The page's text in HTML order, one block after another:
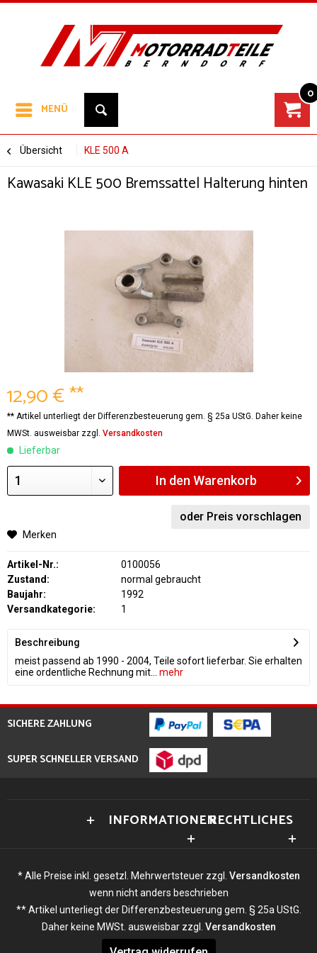
MENÜ
0
Übersicht KLE 500 A
Kawasaki KLE 500 Bremssattel Halterung hinten
12,90 € **
** Artikel unterliegt der Differenzbesteuerung gem. § 25a UStG. Daher keine
MWSt. ausweisbar zzgl. Versandkosten
Lieferbar
In den Warenkorb
oder Preis vorschlagen
Merken
Artikel-Nr.:
0100056
Zustand:
normal gebraucht
Baujahr:
1992
Versandkategorie:
1
Beschreibung
meist passend ab 1990 - 2004, Teile sofort lieferbar. Sie erhalten
eine ordentliche Rechnung mit...
mehr
SICHERE ZAHLUNG
SUPER SCHNELLER VERSAND
INFORMATIONENRECHTLICHES
* Alle Preise inkl. gesetzl. Mehrwertsteuer zzgl. Versandkosten
wenn nicht anders beschrieben
** Artikel unterliegt der Differenzbesteuerung gem. § 25a UStG.
Daher keine MWSt. ausweisbar zzgl. Versandkosten